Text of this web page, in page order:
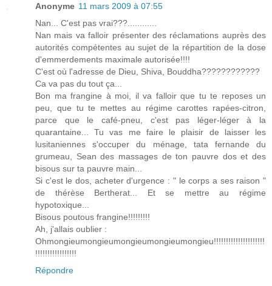
Anonyme 11 mars 2009 à 07:55
Nan... C'est pas vrai???............
Nan mais va falloir présenter des réclamations auprès des
autorités compétentes au sujet de la répartition de la dose
d'emmerdements maximale autorisée!!!!
C'est où l'adresse de Dieu, Shiva, Bouddha????????????
Ca va pas du tout ça...
Bon ma frangine à moi, il va falloir que tu te reposes un
peu, que tu te mettes au régime carottes rapées-citron,
parce que le café-pneu, c'est pas léger-léger à la
quarantaine... Tu vas me faire le plaisir de laisser les
lusitaniennes s'occuper du ménage, tata fernande du
grumeau, Sean des massages de ton pauvre dos et des
bisous sur ta pauvre main...
Si c'est le dos, acheter d'urgence : " le corps a ses raison "
de thérèse Bertherat... Et se mettre au régime
hypotoxique...
Bisous poutous frangine!!!!!!!!!
Ah, j'allais oublier :
Ohmongieumongieumongieumongieumongieu!!!!!!!!!!!!!!!!!!!!!
!!!!!!!!!!!!!!!!!
Répondre